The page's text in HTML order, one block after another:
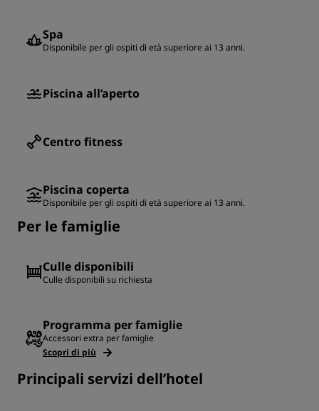
Spa
Disponibile per gli ospiti di età superiore ai 13 anni.
Piscina all’aperto
Centro fitness
Piscina coperta
Disponibile per gli ospiti di età superiore ai 13 anni.
Per le famiglie
Culle disponibili
Culle disponibili su richiesta
Programma per famiglie
Accessori extra per famiglie
Scopri di più
Principali servizi dell’hotel